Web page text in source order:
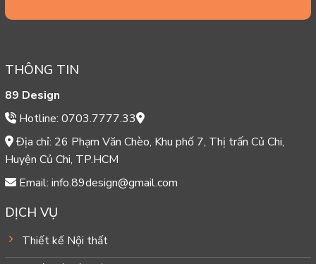
THÔNG TIN
89 Design
Hotline: 0703.7777.33
Địa chỉ: 26 Phạm Văn Chèo, Khu phố 7, Thị trấn Củ Chi,
Huyện Củ Chi, TP.HCM
Email: info.89design@gmail.com
DỊCH VỤ
Thiết kế Nội thất